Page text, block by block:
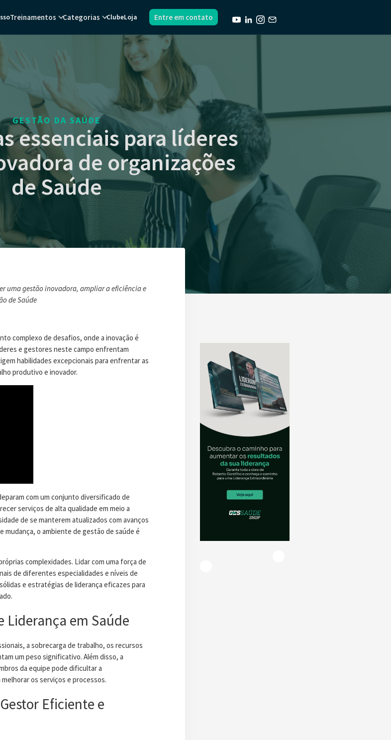
Treinamentos Categorias ClubeLoja Entre em contato
GESTÃO DA SAÚDE
essenciais para líderes
de organizações
de Saúde
uma gestão inovadora, ampliar a eficiência e
de Saúde
complexo de desafios, onde a inovação é
e gestores neste campo enfrentam
habilidades excepcionais para enfrentar as
produtivo e inovador.
com um conjunto diversificado de
serviços de alta qualidade em meio a
de se manterem atualizados com avanços
o ambiente de gestão de saúde é
complexidades. Lidar com uma força de
de diferentes especialidades e níveis de
e estratégias de liderança eficazes para
Liderança em Saúde
a sobrecarga de trabalho, os recursos
um peso significativo. Além disso, a
da equipe pode dificultar a
os serviços e processos.
Eficiente e